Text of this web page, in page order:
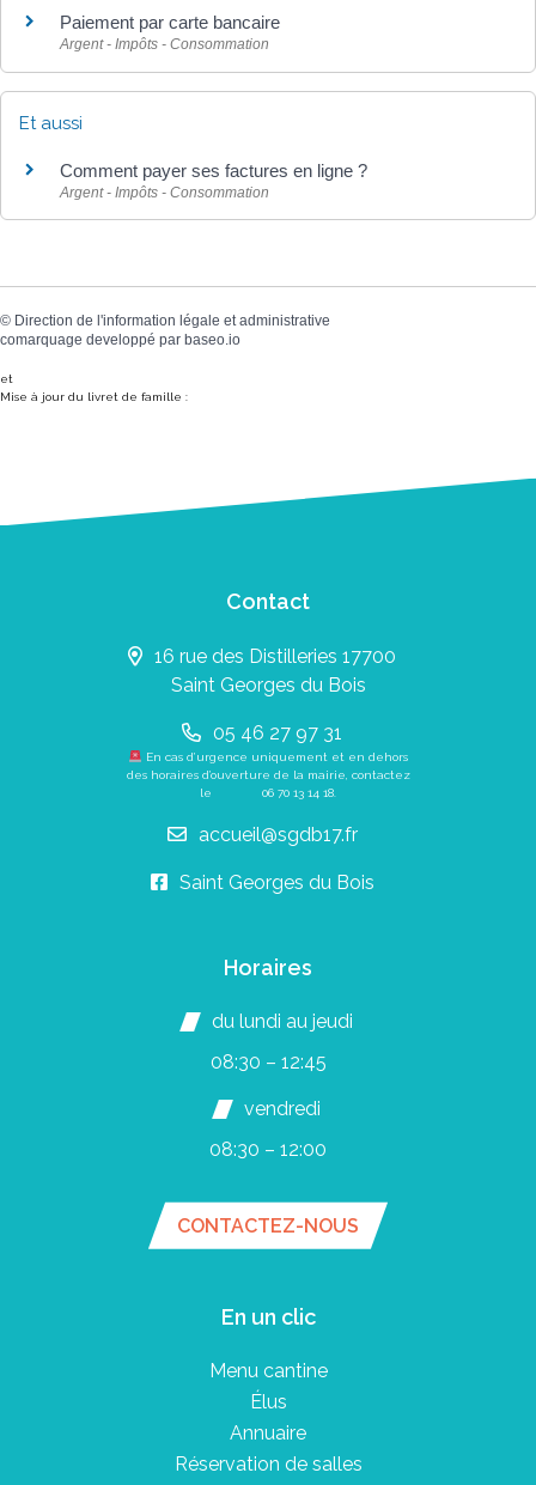
Paiement par carte bancaire
Argent - Impôts - Consommation
Et aussi
Comment payer ses factures en ligne ?
Argent - Impôts - Consommation
© Direction de l'information légale et administrative
comarquage developpé par baseo.io
et
Mise à jour du livret de famille :
Contact
16 rue des Distilleries 17700
Saint Georges du Bois
05 46 27 97 31
En cas d’urgence uniquement et en dehors
des horaires d’ouverture de la mairie, contactez
le 06 70 13 14 18
accueil@sgdb17.fr
Saint Georges du Bois
Horaires
du lundi au jeudi
08:30 – 12:45
vendredi
08:30 – 12:00
CONTACTEZ-NOUS
En un clic
Menu cantine
Élus
Annuaire
Réservation de salles